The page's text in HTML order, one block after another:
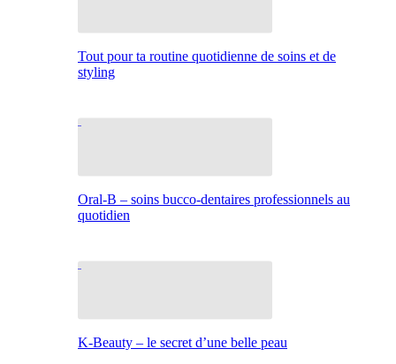
Tout pour ta routine quotidienne de soins et de
styling
Oral-B – soins bucco-dentaires professionnels au
quotidien
K-Beauty – le secret d’une belle peau